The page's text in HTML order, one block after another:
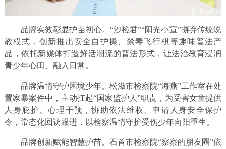
品牌实效彰显护苗初心。“沙检君”“阳光小宣”摒弃传统说
教模式，创新推出安全自护操、禁毒飞行棋等趣味普法产
品，依托新媒体打造鲜活潮流的普法形式，让法治教育浸润
青少年心田、融入日常。
品牌温情守护困境少年。松滋市检察院“海燕”工作室在处
置家暴案件中，主动扛起“国家监护人”职责，为受害女童提供
人身庇护、心理干预，协助依法维权、申请人身安全保护
令，常态化回访跟进，以检察温情守护受伤少年向阳重生。
品牌创新赋能智慧护苗。石首市检察院“察察的朋友圈”依